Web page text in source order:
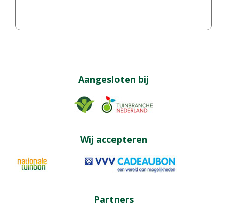
Aangesloten bij
Wij accepteren
Partners